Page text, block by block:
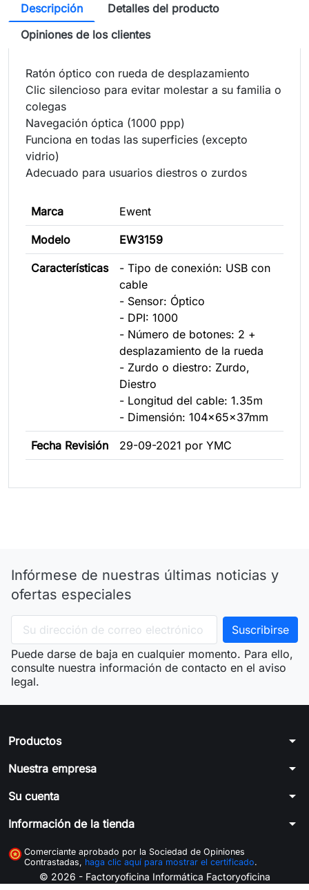
Descripción
Detalles del producto
Opiniones de los clientes
Ratón óptico con rueda de desplazamiento
Clic silencioso para evitar molestar a su familia o
colegas
Navegación óptica (1000 ppp)
Funciona en todas las superficies (excepto
vidrio)
Adecuado para usuarios diestros o zurdos
Marca Ewent
Modelo EW3159
Características
- Tipo de conexión: USB con
cable
- Sensor: Óptico
- DPI: 1000
- Número de botones: 2 +
desplazamiento de la rueda
- Zurdo o diestro: Zurdo,
Diestro
- Longitud del cable: 1.35m
- Dimensión: 104x65x37mm
Fecha Revisión 29-09-2021 por YMC
Infórmese de nuestras últimas noticias y
ofertas especiales
Puede darse de baja en cualquier momento. Para ello,
consulte nuestra información de contacto en el aviso
legal.
Productos arrow_drop_down
Nuestra empresa arrow_drop_down
Su cuenta arrow_drop_down
Información de la tienda arrow_drop_down
Comerciante aprobado por la Sociedad de Opiniones
Contrastadas, haga clic aquí para mostrar el certificado.
© 2026 - Factoryoficina Informática Factoryoficina